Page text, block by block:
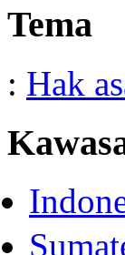
Tema
: Hak